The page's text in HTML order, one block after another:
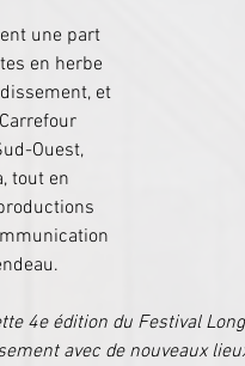
une part
en herbe
et
Ouest,
tout en
4e édition du Festival
avec de nouveaux